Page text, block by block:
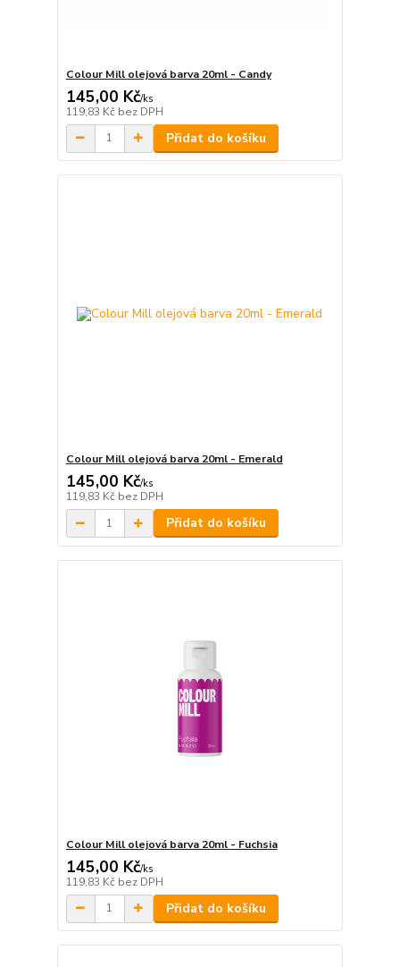
Colour Mill olejová barva 20ml - Candy
145,00 Kč/ks
119,83 Kč bez DPH
Přidat do košíku
Colour Mill olejová barva 20ml - Emerald
145,00 Kč/ks
119,83 Kč bez DPH
Přidat do košíku
Colour Mill olejová barva 20ml - Fuchsia
145,00 Kč/ks
119,83 Kč bez DPH
Přidat do košíku